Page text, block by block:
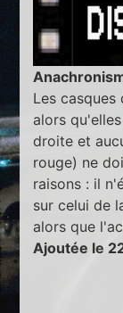
Les casques
alors
droite et
rouge) ne
raisons : il
sur celui de
alors que
Ajoutée le